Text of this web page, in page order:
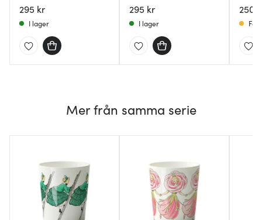
295 kr
I lager
295 kr
I lager
250
Få
Mer från samma serie